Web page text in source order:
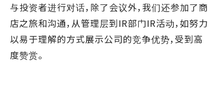
与投资者进行对话，除了会议外，我们还参加了商
店之旅和沟通，从管理层到IR部门IR活动，如努力
以易于理解的方式展示公司的竞争优势，受到高
度赞赏。